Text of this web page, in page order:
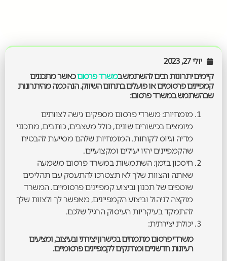
יולי 27, 2023
קיימים יתרונות רבים להשתמש במשרד פרסוםכאשר מתכננים
קמפיינים פרסומיים או פועלים בתחום השיווק. הנה כמה מהיתרונות
שבהשתמש במשרד פרסום:
מומחיות: משרדי פרסום מספקים גישה לצוותים
מיומצים בכישורים שונים, כולל מעצבים, כותבים, מתכנני
מדיה וגיוס לקוחות. המומחיות שלהם מסייעת להבטיח
שהקמפיינים יהיו יעילים ומקצועיים.
חיסכון בזמן: השתמשות במשרד פרסום משמעה
שאתה והצוות שלך לא תצטרכו להתעסק עם תהליכים
שוטפים של תכנון וביצוע קמפיינים פרסומיים. המשרד
מוקצה לניהול וביצוע הקמפיינים, מאפשר לך ולצוות שלך
להתמקד בעיקריות העיסוק הרגיל שלכם.
יכולת יצירתית:
משרדי פרסום מתמחים בכישרון יצירתי ובעיצוב, ומציעים
רעיונות חדשניים ומרתקים לקמפיינים פרסומיים.